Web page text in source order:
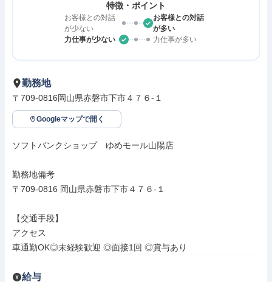
特徴・ポイント
お客様との対話
が少ない
お客様との対話
が多い
力仕事が少ない
力仕事が多い
勤務地
〒709-0816岡山県赤磐市下市４７６‐１
Googleマップで開く
ソフトバンクショップ　ゆめモール山陽店
勤務地備考
〒709-0816 岡山県赤磐市下市４７６‐１
【交通手段】
アクセス
車通勤OK◎未経験歓迎 ◎面接1回 ◎賞与あり
給与